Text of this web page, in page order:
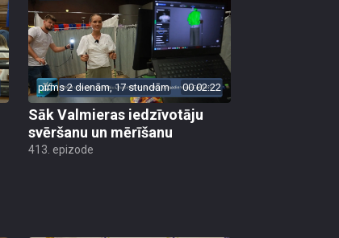
pirms 2 dienām, 17 stundām 00:02:22
Sāk Valmieras iedzīvotāju
svēršanu un mērīšanu
413. epizode